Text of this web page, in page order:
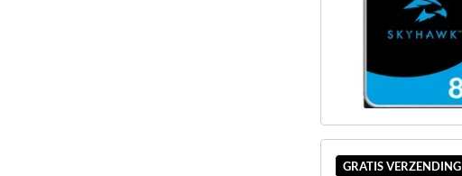
GRATIS VERZENDING